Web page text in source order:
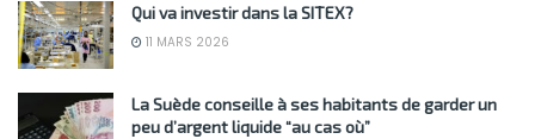
Qui va investir dans la SITEX?
11 MARS 2026
La Suède conseille à ses habitants de garder un
peu d’argent liquide “au cas où”